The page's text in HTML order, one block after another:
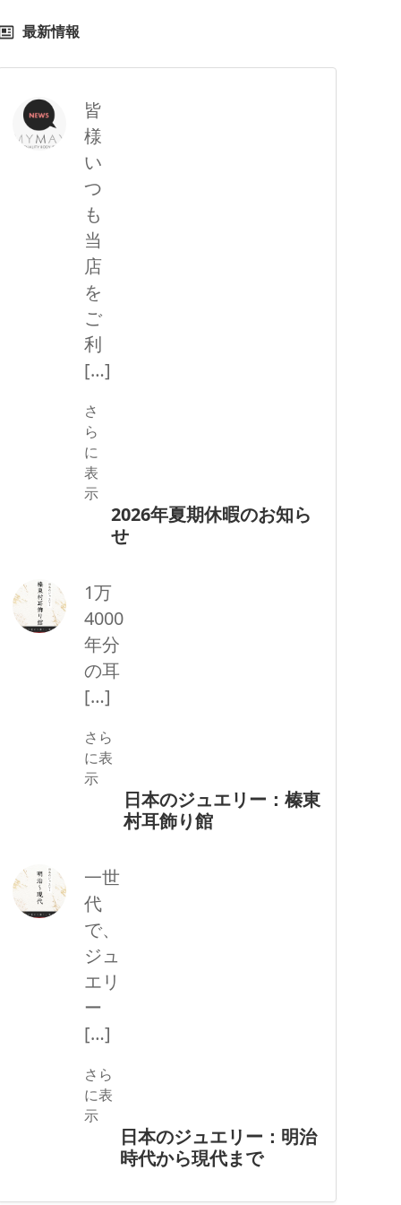
最新情報
2026年夏期休暇のお知ら
せ
皆
様
い
つ
も
当
店
を
ご
利
[…]
さ
ら
に
表
示
日本のジュエリー：榛東
村耳飾り館
1万
4000
年分
の耳
[…]
さら
に表
示
日本のジュエリー：明治
時代から現代まで
一世
代
で、
ジュ
エリ
ー
[…]
さら
に表
示